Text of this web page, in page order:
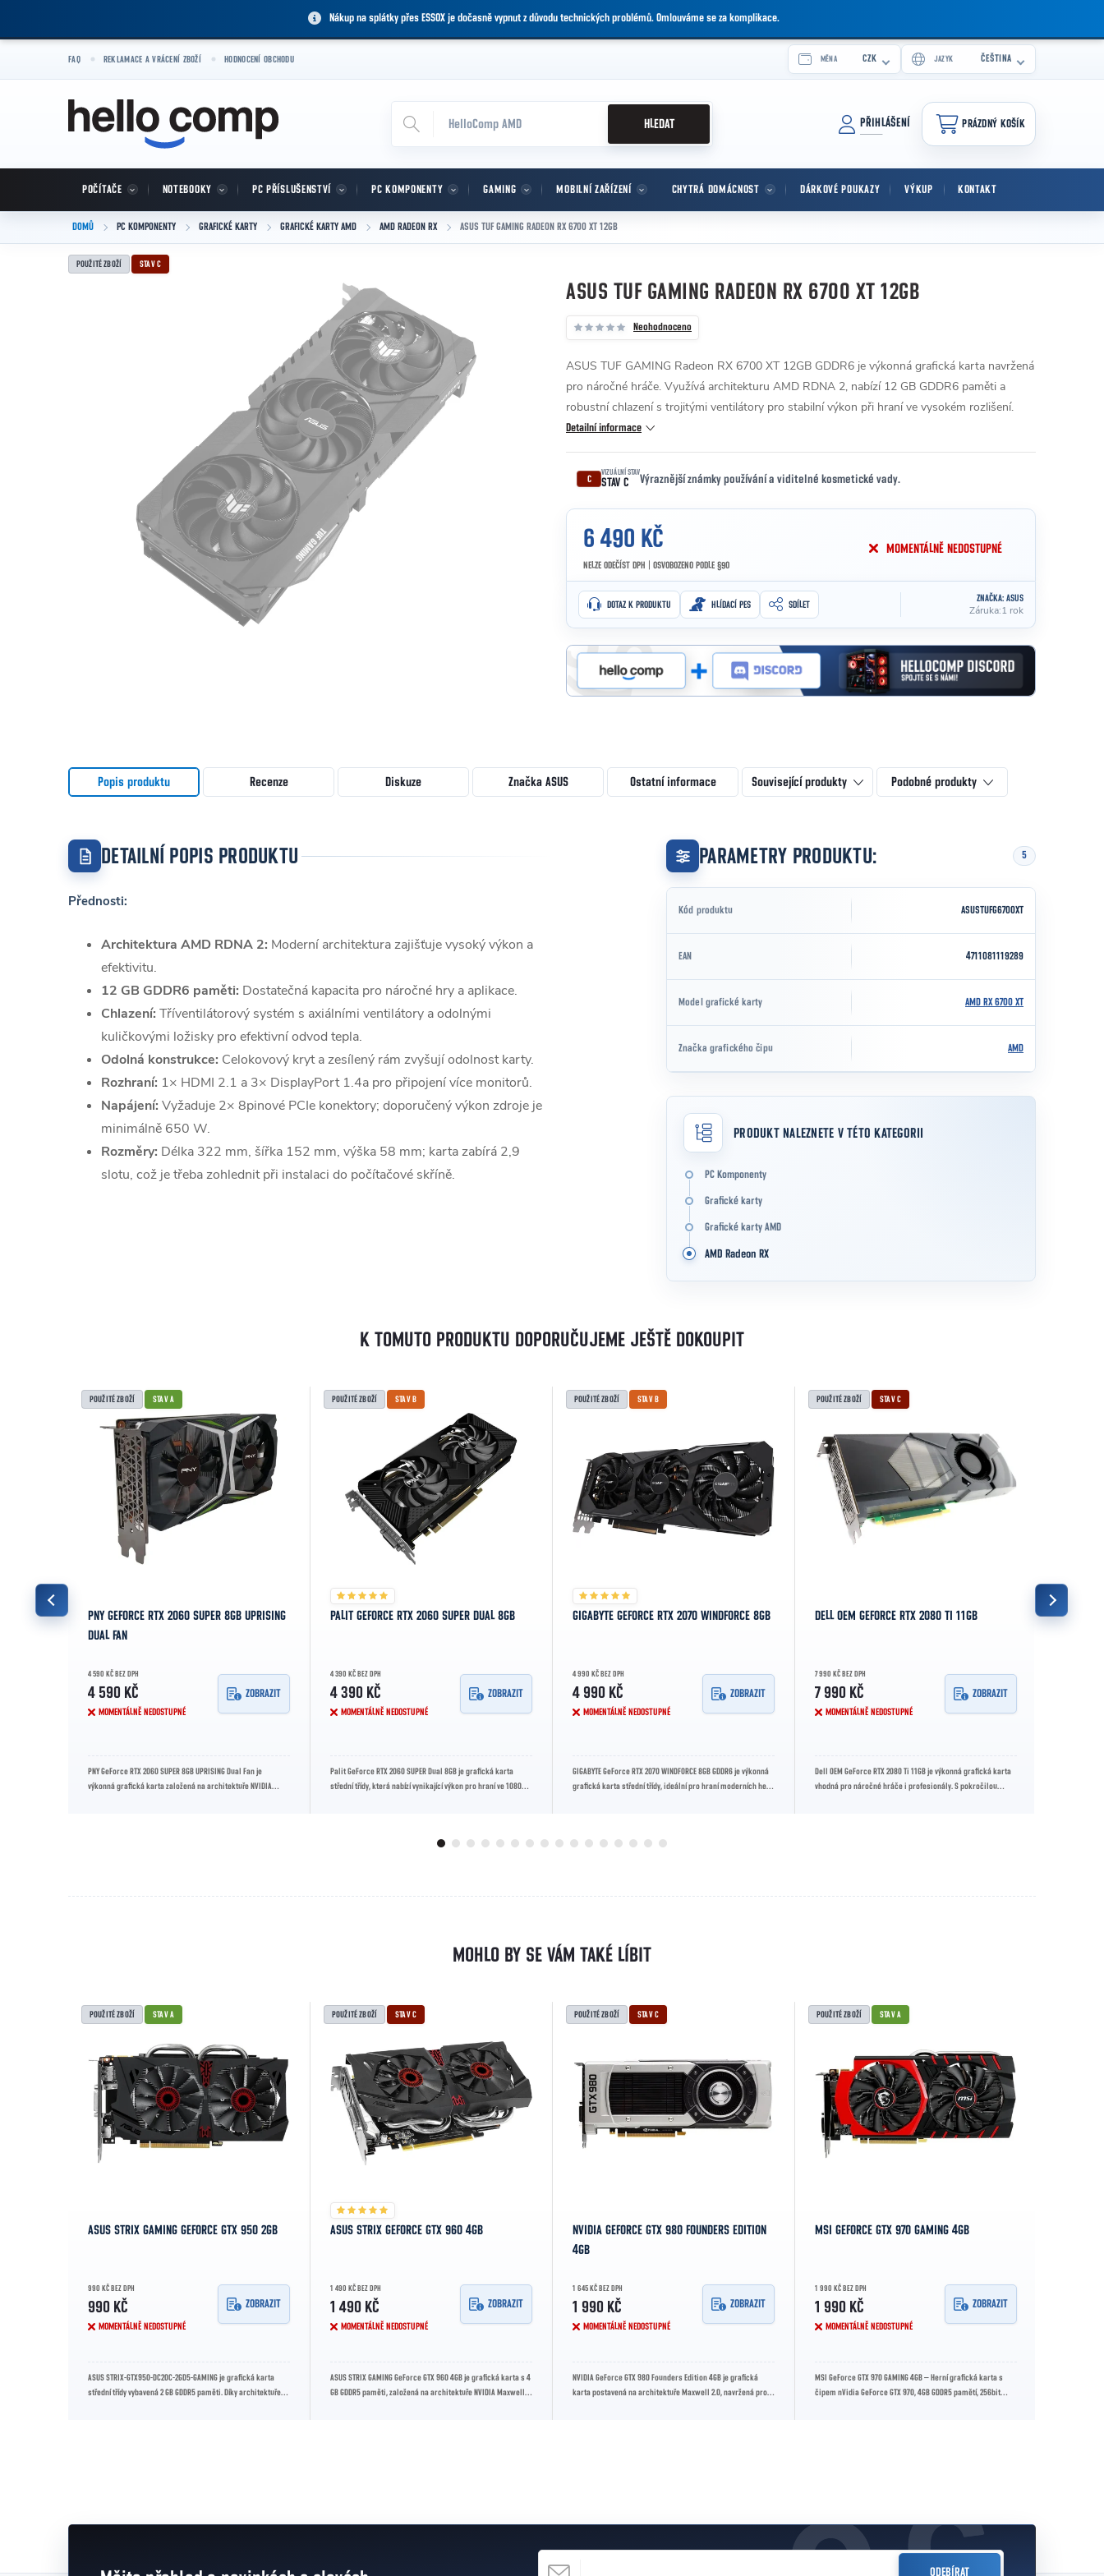
Nákup na splátky přes ESSOX je dočasně vypnut z důvodu technických problémů. Omlouváme se za komplikace.
FAQ REKLAMACE A VRÁCENÍ ZBOŽÍ HODNOCENÍ OBCHODU MĚNA CZK JAZYK ČEŠTINA
HLEDAT PŘIHLÁŠENÍ
NÁKUPNÍ KOŠÍK
PRÁZDNÝ KOŠÍK
POČÍTAČE NOTEBOOKY PC PŘÍSLUŠENSTVÍ PC KOMPONENTY GAMING MOBILNÍ ZAŘÍZENÍ CHYTRÁ DOMÁCNOST DÁRKOVÉ POUKAZY VÝKUP KONTAKT
DOMŮ PC KOMPONENTY GRAFICKÉ KARTY GRAFICKÉ KARTY AMD AMD RADEON RX ASUS TUF GAMING RADEON RX 6700 XT 12GB
POUŽITÉ ZBOŽÍ STAV C
ASUS TUF GAMING RADEON RX 6700 XT 12GB
Neohodnoceno
ASUS TUF GAMING Radeon RX 6700 XT 12GB GDDR6 je výkonná grafická karta navržená
pro náročné hráče. Využívá architekturu AMD RDNA 2, nabízí 12 GB GDDR6 paměti a
robustní chlazení s trojitými ventilátory pro stabilní výkon při hraní ve vysokém rozlišení.
Detailní informace
C
VIZUÁLNÍ STAV
STAV C Výraznější známky používání a viditelné kosmetické vady.
6 490 KČ
NELZE ODEČÍST DPH | OSVOBOZENO PODLE §90
Měrná cena:
MOMENTÁLNĚ NEDOSTUPNÉ
DOTAZ K PRODUKTU HLÍDACÍ PES SDÍLET
ZNAČKA: ASUS
Záruka:1 rok
Popis produktu Recenze Diskuze ZnačkaASUS Ostatní informace Související produkty Podobné produkty
DETAILNÍ POPIS PRODUKTU
Přednosti:
Architektura AMD RDNA 2: Moderní architektura zajišťuje vysoký výkon a
efektivitu.
12 GB GDDR6 paměti: Dostatečná kapacita pro náročné hry a aplikace.
Chlazení: Tříventilátorový systém s axiálními ventilátory a odolnými
kuličkovými ložisky pro efektivní odvod tepla.
Odolná konstrukce: Celokovový kryt a zesílený rám zvyšují odolnost karty.
Rozhraní: 1× HDMI 2.1 a 3× DisplayPort 1.4a pro připojení více monitorů.
Napájení: Vyžaduje 2× 8pinové PCIe konektory; doporučený výkon zdroje je
minimálně 650 W.
Rozměry: Délka 322 mm, šířka 152 mm, výška 58 mm; karta zabírá 2,9
slotu, což je třeba zohlednit při instalaci do počítačové skříně.
PARAMETRY PRODUKTU: 5
Kód produktu ASUSTUFG6700XT
EAN 4711081119289
Model grafické karty AMD RX 6700 XT
Značka grafického čipu AMD
PRODUKT NALEZNETE V TÉTO KATEGORII
PC Komponenty
Grafické karty
Grafické karty AMD
AMD Radeon RX
K TOMUTO PRODUKTU DOPORUČUJEME JEŠTĚ DOKOUPIT
POUŽITÉ ZBOŽÍ STAV A
PNY GEFORCE RTX 2060 SUPER 8GB UPRISING
DUAL FAN
4 590 KČ BEZ DPH
4 590 KČ
MOMENTÁLNĚ NEDOSTUPNÉ
ZOBRAZIT
PNY GeForce RTX 2060 SUPER 8GB UPRISING Dual Fan je
výkonná grafická karta založená na architektuře NVIDIA
POUŽITÉ ZBOŽÍ STAV B
PALIT GEFORCE RTX 2060 SUPER DUAL 8GB
4 390 KČ BEZ DPH
4 390 KČ
MOMENTÁLNĚ NEDOSTUPNÉ
ZOBRAZIT
Palit GeForce RTX 2060 SUPER Dual 8GB je grafická karta
střední třídy, která nabízí vynikající výkon pro hraní ve 1080p a
POUŽITÉ ZBOŽÍ STAV B
GIGABYTE GEFORCE RTX 2070 WINDFORCE 8GB
4 990 KČ BEZ DPH
4 990 KČ
MOMENTÁLNĚ NEDOSTUPNÉ
ZOBRAZIT
GIGABYTE GeForce RTX 2070 WINDFORCE 8GB GDDR6 je výkonná
grafická karta střední třídy, ideální pro hraní moderních her
POUŽITÉ ZBOŽÍ STAV C
DELL OEM GEFORCE RTX 2080 TI 11GB
7 990 KČ BEZ DPH
7 990 KČ
MOMENTÁLNĚ NEDOSTUPNÉ
ZOBRAZIT
Dell OEM GeForce RTX 2080 Ti 11GB je výkonná grafická karta
vhodná pro náročné hráče i profesionály. S pokročilou
GIGABYTE
POUŽITÉ ZBOŽÍ STAV A
ASUS STRIX GAMING GEFORCE GTX 950 2GB
990 KČ BEZ DPH
990 KČ
MOMENTÁLNĚ NEDOSTUPNÉ
ZOBRAZIT
ASUS STRIX-GTX950-DC2OC-2GD5-GAMING je grafická karta
střední třídy vybavená 2 GB GDDR5 paměti. Díky architektuře
POUŽITÉ ZBOŽÍ STAV C
ASUS STRIX GEFORCE GTX 960 4GB
1 490 KČ BEZ DPH
1 490 KČ
MOMENTÁLNĚ NEDOSTUPNÉ
ZOBRAZIT
ASUS STRIX GAMING GeForce GTX 960 4GB je grafická karta s 4
GB GDDR5 paměti, založená na architektuře NVIDIA Maxwell.
POUŽITÉ ZBOŽÍ STAV C
NVIDIA GEFORCE GTX 980 FOUNDERS EDITION
4GB
1 645 KČ BEZ DPH
1 990 KČ
MOMENTÁLNĚ NEDOSTUPNÉ
ZOBRAZIT
NVIDIA GeForce GTX 980 Founders Edition 4GB je grafická
karta postavená na architektuře Maxwell 2.0, navržená pro
POUŽITÉ ZBOŽÍ STAV A
MSI GEFORCE GTX 970 GAMING 4GB
1 990 KČ BEZ DPH
1 990 KČ
MOMENTÁLNĚ NEDOSTUPNÉ
ZOBRAZIT
MSI GeForce GTX 970 GAMING 4GB – Herní grafická karta s
čipem nVidia GeForce GTX 970, 4GB GDDR5 pamětí, 256bit
E-MAIL ODEBÍRAT